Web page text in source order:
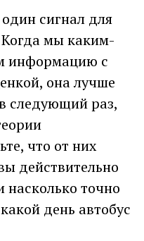
сигнал для
мы каким-
информацию с
она лучше
следующий раз,
что от них
действительно
насколько точно
день автобус